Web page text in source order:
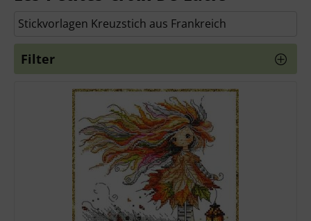
Stricknadeln
Knüpfpackungen
Ausverkauf
Stickvorlagen Kreuzstich aus Frankreich
Filter